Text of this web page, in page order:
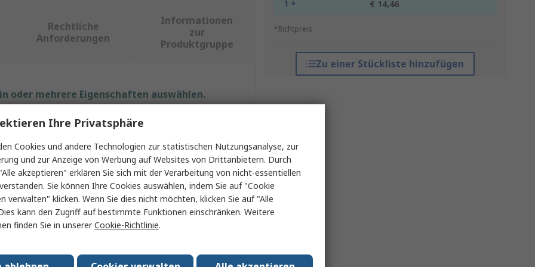
1 + € 14,46
*Richtpreis
Zu einer Stückliste hinzufügen
Rechtliche
Anforderungen
Informationen
zur
Produktgruppe
oder mehrere Eigenschaften auswählen.
Wert
RS PRO
A DB9
Verlängerungskabel
B DB9
Ihre Privatsphäre
Cookies und andere Technologien zur statistischen Nutzungsanalyse, zur
und zur Anzeige von Werbung auf Websites von Drittanbietern. Durch
akzeptieren" erklären Sie sich mit der Verarbeitung von nicht-essentiellen
Sie können Ihre Cookies auswählen, indem Sie auf "Cookie
verwalten" klicken. Wenn Sie dies nicht möchten, klicken Sie auf "Alle
kann den Zugriff auf bestimmte Funktionen einschränken. Weitere
finden Sie in unsererCookie-Richtlinie.